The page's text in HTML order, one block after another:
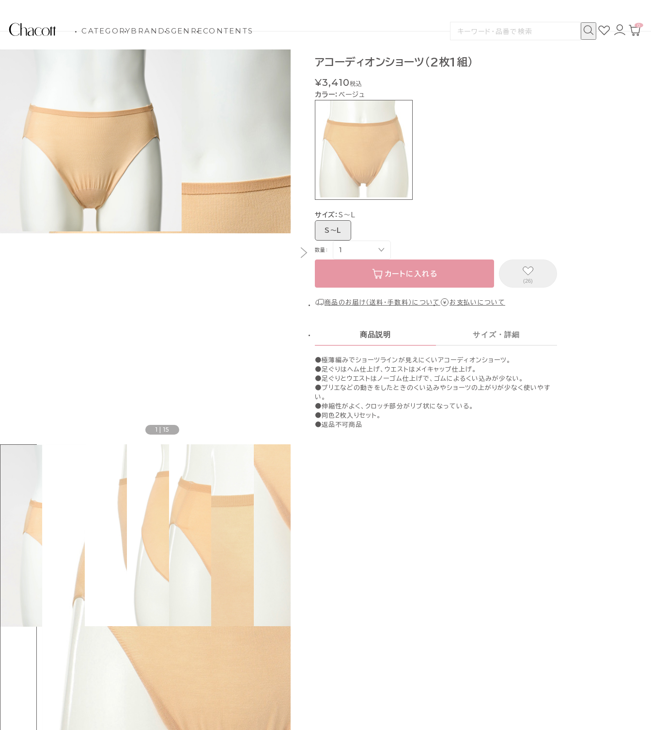
CATEGORYBRANDSGENRECONTENTS
検
お
気
ロ
グ
カ
0
1 15
アコーディオンショーツ（2枚1組）
¥3,410税込
カラー：ベージュ
サイズ：S〜L
S〜L
数量：
カートに入れる
(26)
商品のお届け（送料・手数料）について お支払いについて
商品説明 サイズ・詳細
●極薄編みでショーツラインが見えにくいアコーディオンショーツ。
●足ぐりはヘム仕上げ、ウエストはメイキャップ仕上げ。
●足ぐりとウエストはノーゴム仕上げで、ゴムによるくい込みが少ない。
●プリエなどの動きをしたときのくい込みやショーツの上がりが少なく使いやす
い。
●伸縮性がよく、クロッチ部分がリブ状になっている。
●同色2枚入りセット。
●返品不可商品